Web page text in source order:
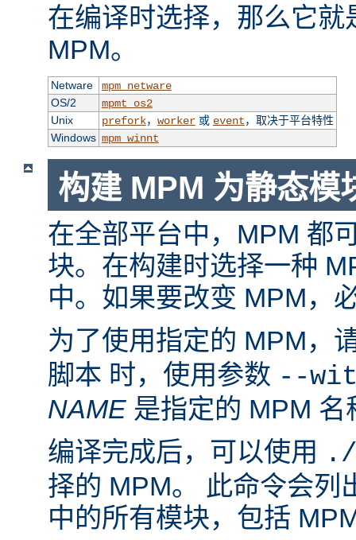
在编译时选择，那么它就
MPM。
Netware
mpm_netware
OS/2
mpmt_os2
Unix
prefork， worker或 event，取决于平台特性
Windows mpm_winnt
构建 MPM 为静态模
在全部平台中，MPM 都
块。在构建时选择一种
中。如果要改变 MPM，
为了使用指定的 MPM，
脚本 时，使用参数 --
NAME 是指定的 MPM 名
编译完成后，可以使用
择的 MPM。 此命令会列
中的所有模块，包括